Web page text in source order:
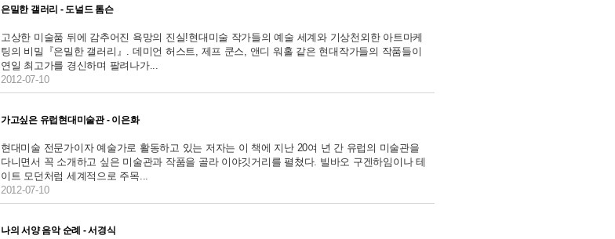
은밀한 갤러리 - 도널드 톰슨
고상한 미술품 뒤에 감추어진 욕망의 진실!현대미술 작가들의 예술 세계와 기상천외한 아트마케
팅의 비밀『은밀한 갤러리』. 데미언 허스트, 제프 쿤스, 앤디 워홀 같은 현대작가들의 작품들이
연일 최고가를 경신하며 팔려나가...
2012-07-10
가고싶은 유럽현대미술관 - 이은화
현대미술 전문가이자 예술가로 활동하고 있는 저자는 이 책에 지난 20여 년 간 유럽의 미술관을
다니면서 꼭 소개하고 싶은 미술관과 작품을 골라 이야깃거리를 펼쳤다. 빌바오 구겐하임이나 테
이트 모던처럼 세계적으로 주목...
2012-07-10
나의 서양 음악 순례 - 서경식